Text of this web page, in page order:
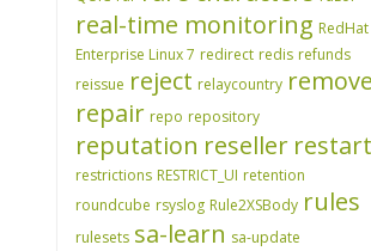
real-time monitoring RedHat
Enterprise Linux 7 redirect redis refunds
reissue reject relaycountry remove
repair repo repository
reputation reseller restart
restrictions RESTRICT_UI retention
roundcube rsyslog Rule2XSBody rules
rulesets sa-learn sa-update